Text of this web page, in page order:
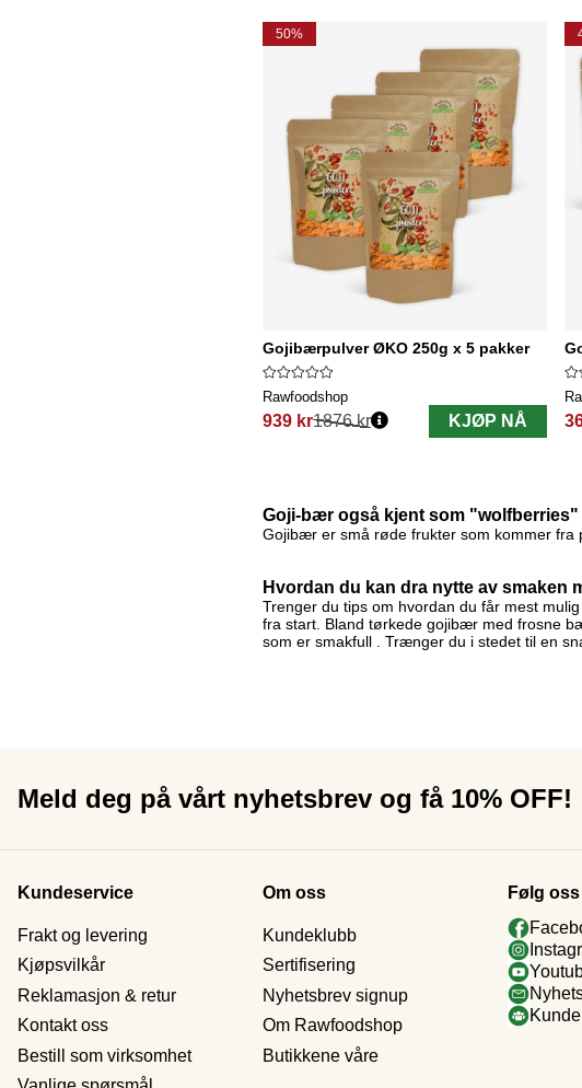
50%
Gojibærpulver ØKO 250g x 5 pakker
Rawfoodshop
939 kr
Vanlig pris:
1876 kr KJØP NÅ
Goji-bær også kjent som "wolfberries"
Gojibær er små røde frukter som kommer fra
Hvordan du kan dra nytte av smaken
Trenger du tips om hvordan du får mest
fra start. Bland tørkede gojibær med frosne
som er smakfull . Trænger du i stedet til en
Meld deg på vårt nyhetsbrev og få 10% OFF!
Kundeservice
Frakt og levering
Kjøpsvilkår
Reklamasjon & retur
Kontakt oss
Bestill som virksomhet
Om oss
Kundeklubb
Sertifisering
Nyhetsbrev signup
Om Rawfoodshop
Butikkene våre
Følg oss